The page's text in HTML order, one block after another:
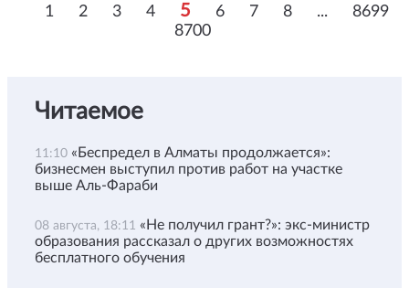
1 2 3 4 5 6 7 8 ...
8699
8700
Читаемое
11:10 «Беспредел в Алматы продолжается»:
бизнесмен выступил против работ на участке
выше Аль-Фараби
08 августа, 18:11 «Не получил грант?»: экс-министр
образования рассказал о других возможностях
бесплатного обучения